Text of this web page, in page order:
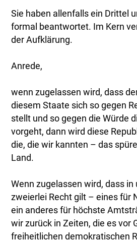
Sie haben allenfalls ein Drittel
formal beantwortet. Im Kern
der Aufklärung.
Anrede,
wenn zugelassen wird, dass
diesem Staate sich so gegen
stellt und so gegen die Würde
vorgeht, dann wird diese
die, die wir kannten – das
Land.
Wenn zugelassen wird, dass in
zweierlei Recht gilt – eines für
ein anderes für höchste
wir zurück in Zeiten, die es vor
freiheitlichen demokratischen